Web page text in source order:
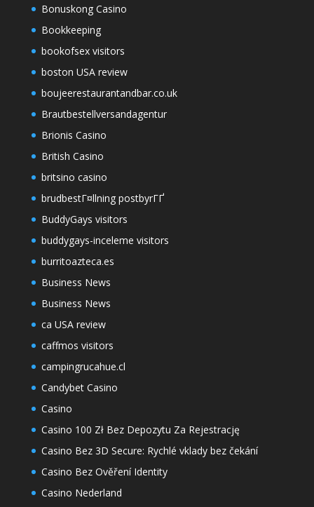
Bonuskong Casino
Bookkeeping
bookofsex visitors
boston USA review
boujeerestaurantandbar.co.uk
Brautbestellversandagentur
Brionis Casino
British Casino
britsino casino
brudbestГ¤llning postbyrГҐ
BuddyGays visitors
buddygays-inceleme visitors
burritoazteca.es
Business News
Business News
ca USA review
caffmos visitors
campingrucahue.cl
Candybet Casino
Casino
Casino 100 Zł Bez Depozytu Za Rejestrację
Casino Bez 3D Secure: Rychlé vklady bez čekání
Casino Bez Ověření Identity
Casino Nederland